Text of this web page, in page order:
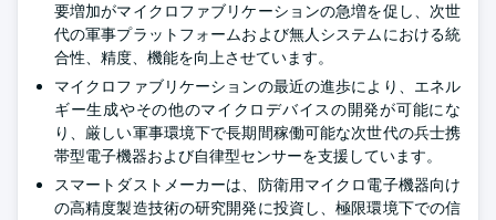
要増加がマイクロファブリケーションの急増を促し、次世
代の軍事プラットフォームおよび無人システムにおける統
合性、精度、機能を向上させています。
マイクロファブリケーションの最近の進歩により、エネル
ギー生成やその他のマイクロデバイスの開発が可能にな
り、厳しい軍事環境下で長期間稼働可能な次世代の兵士携
帯型電子機器および自律型センサーを支援しています。
スマートダストメーカーは、防衛用マイクロ電子機器向け
の高精度製造技術の研究開発に投資し、極限環境下での信